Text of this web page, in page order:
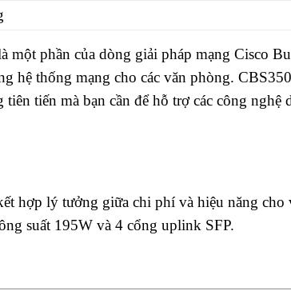
phần của dòng giải pháp mạng Cisco
hệ thống mạng cho các văn phòng.
tiến mà bạn cần để hỗ trợ các công nghệ
hợp lý tưởng giữa chi phí và hiệu năng cho
suất 195W và 4 cổng uplink SFP.